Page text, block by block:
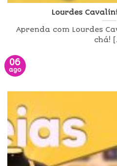
Lourdes
Aprenda com Lourdes
chá!
06
ago